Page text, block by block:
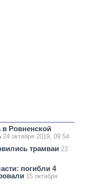
в Ровненской
24 октября 2019, 09:54
трамваи 23
погибли 4
15 октября